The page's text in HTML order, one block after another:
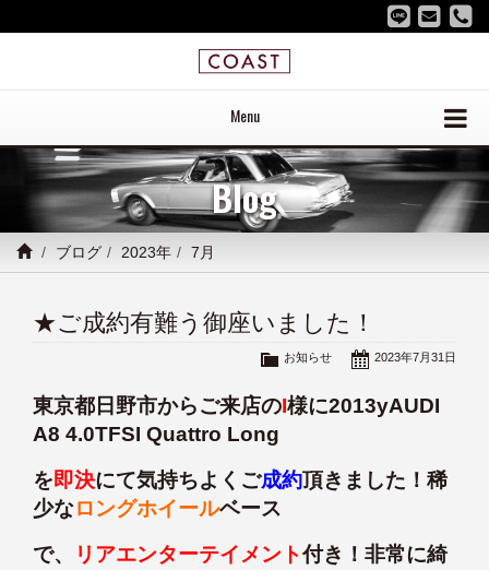
Menu
Blog
ブログ 2023年 7月
★ご成約有難う御座いました！
2023年7月31日
お知らせ
東京都日野市からご来店のI様に2013yAUDI
A8 4.0TFSI Quattro Long
を即決にて気持ちよくご成約頂きました！稀
少なロングホイールベース
で、
リアエンターテイメント付き！非常に綺